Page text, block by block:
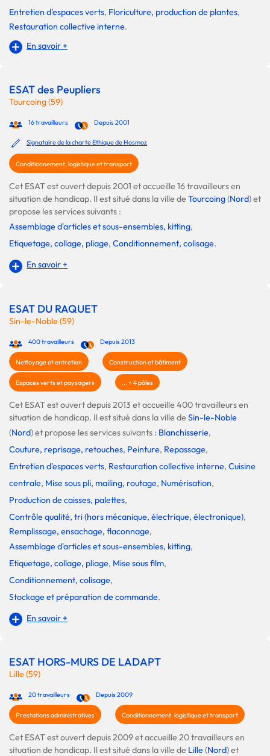
Entretien d'espaces verts, Floriculture, production de plantes,
Restauration collective interne.
En savoir +
ESAT des Peupliers
Tourcoing (59)
16 travailleurs Depuis 2001
Signataire de la charte Ethique de Hosmoz
Conditionnement, logistique et transport
Cet ESAT est ouvert depuis 2001 et accueille 16 travailleurs en
situation de handicap. Il est situé dans la ville deTourcoing(Nord) et
propose les services suivants :
Assemblage d'articles et sous-ensembles, kitting,
Etiquetage, collage, pliage, Conditionnement, colisage.
En savoir +
ESAT DU RAQUET
Sin-le-Noble (59)
400 travailleurs Depuis 2013
Nettoyage et entretien Construction et bâtiment
Espaces verts et paysagers ... + 4 pôles
Cet ESAT est ouvert depuis 2013 et accueille 400 travailleurs en
situation de handicap. Il est situé dans la ville deSin-le-Noble
(Nord) et propose les services suivants : Blanchisserie,
Couture, reprisage, retouches, Peinture, Repassage,
Entretien d'espaces verts, Restauration collective interne, Cuisine
centrale, Mise sous pli, mailing, routage, Numérisation,
Production de caisses, palettes,
Contrôle qualité, tri (hors mécanique, électrique, électronique),
Remplissage, ensachage, flaconnage,
Assemblage d'articles et sous-ensembles, kitting,
Etiquetage, collage, pliage, Mise sous film,
Conditionnement, colisage,
Stockage et préparation de commande.
En savoir +
ESAT HORS-MURS DE LADAPT
Lille (59)
20 travailleurs Depuis 2009
Prestations administratives Conditionnement, logistique et transport
Cet ESAT est ouvert depuis 2009 et accueille 20 travailleurs en
situation de handicap. Il est situé dans la ville de Lille(Nord) et